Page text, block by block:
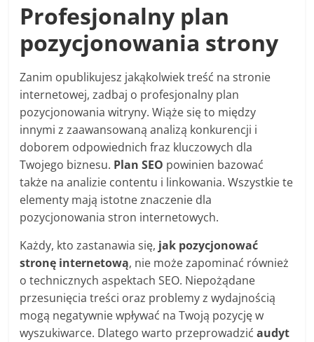
Profesjonalny plan
pozycjonowania strony
Zanim opublikujesz jakąkolwiek treść na stronie
internetowej, zadbaj o profesjonalny plan
pozycjonowania witryny. Wiąże się to między
innymi z zaawansowaną analizą konkurencji i
doborem odpowiednich fraz kluczowych dla
Twojego biznesu. Plan SEO powinien bazować
także na analizie contentu i linkowania. Wszystkie te
elementy mają istotne znaczenie dla
pozycjonowania stron internetowych.
Każdy, kto zastanawia się, jak pozycjonować
stronę internetową, nie może zapominać również
o technicznych aspektach SEO. Niepożądane
przesunięcia treści oraz problemy z wydajnością
mogą negatywnie wpływać na Twoją pozycję w
wyszukiwarce. Dlatego warto przeprowadzićaudyt